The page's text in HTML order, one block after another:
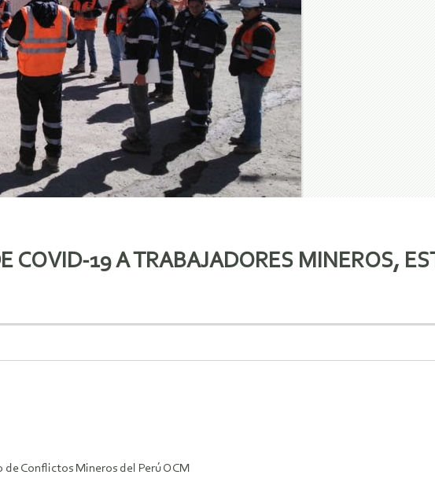
COVID-19 A TRABAJADORES MINEROS,
de Conflictos Mineros del Perú OCM